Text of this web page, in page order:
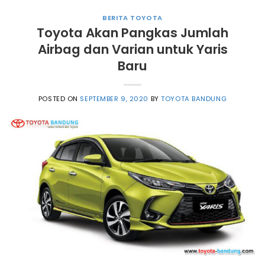
BERITA TOYOTA
Toyota Akan Pangkas Jumlah
Airbag dan Varian untuk Yaris
Baru
POSTED ON SEPTEMBER 9, 2020 BYTOYOTA BANDUNG